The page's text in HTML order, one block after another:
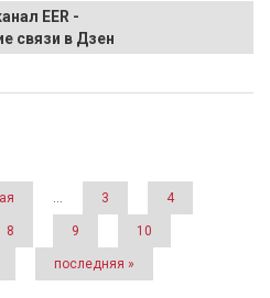
EER -
связи в Дзен
с «Почтой России»
… 3 4
8 9 10
последняя »